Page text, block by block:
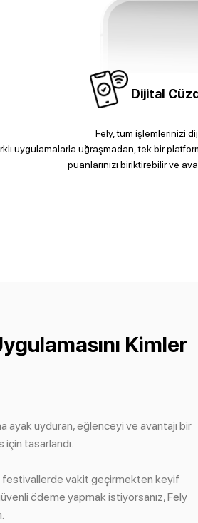
Dijital
Fely, tüm işlemlerinizi
uygulamalarla uğraşmadan, tek bir
puanlarınızı biriktirebilir ve
Kimler
ayak uyduran, eğlenceyi ve avantajı bir
tasarlandı.
festivallerde vakit geçirmekten keyif
ödeme yapmak istiyorsanız, Fely